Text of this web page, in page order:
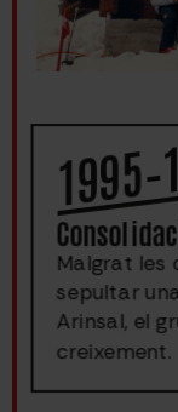
Malgrat les
sepultar
Arinsal, el
creixement.